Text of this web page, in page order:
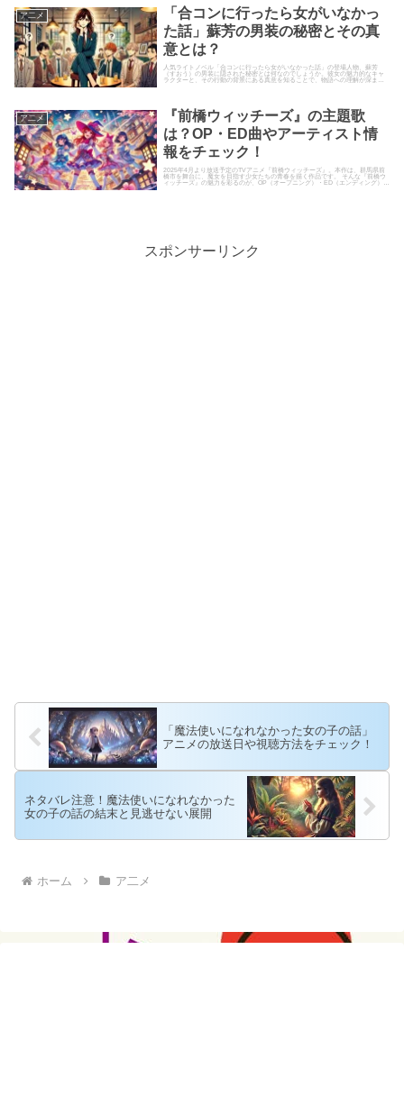
ア二メ
「合コンに行ったら女がいなかっ
た話」蘇芳の男装の秘密とその真
意とは？
人気ライトノベル「合コンに行ったら女がいなかった話」の登場人物、蘇芳
（すおう）の男装に隠された秘密とは何なのでしょうか。彼女の魅力的なキャ
ラクターと、その行動の背景にある真意を知ることで、物語への理解が深まり
ア二メ
『前橋ウィッチーズ』の主題歌
は？OP・ED曲やアーティスト情
報をチェック！
2025年4月より放送予定のTVアニメ『前橋ウィッチーズ』。本作は、群馬県前
橋市を舞台に、魔女を目指す少女たちの青春を描く作品です。 そんな『前橋ウ
ィッチーズ』の魅力を彩るのが、OP（オープニング）・ED（エンディング）テ
スポンサーリンク
「魔法使いになれなかった女の子の話」
アニメの放送日や視聴方法をチェック！
ネタバレ注意！魔法使いになれなかった
女の子の話の結末と見逃せない展開
ホーム ア二メ